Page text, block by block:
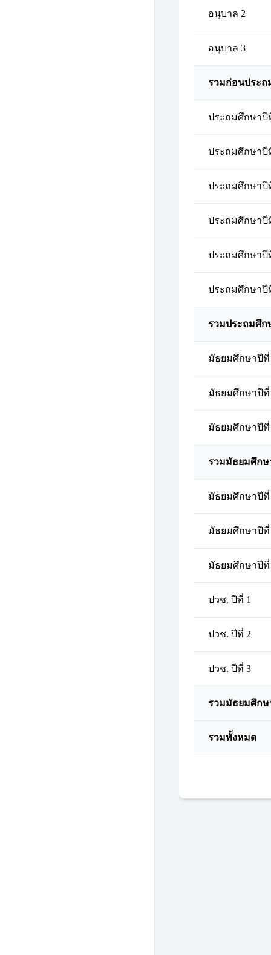
อนุบาล 2
อนุบาล 3
รวมก่อนประถ
ประถมศึกษาปี
ประถมศึกษาปี
ประถมศึกษาปี
ประถมศึกษาปี
ประถมศึกษาปี
ประถมศึกษาปี
รวมประถมศึก
มัธยมศึกษาปีที่
มัธยมศึกษาปีที่
มัธยมศึกษาปีที่
รวมมัธยมศึก
มัธยมศึกษาปีที่
มัธยมศึกษาปีที่
มัธยมศึกษาปีที่
ปวช. ปีที่ 1
ปวช. ปีที่ 2
ปวช. ปีที่ 3
รวมมัธยมศึกษ
รวมทั้งหมด